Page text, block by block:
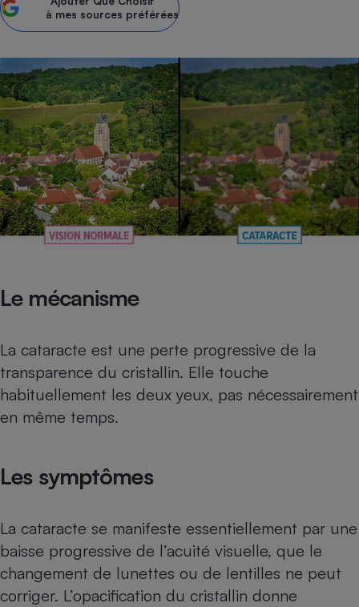
à mes sources préférées
Le mécanisme
La cataracte est une perte progressive de la
transparence du cristallin. Elle touche
habituellement les deux yeux, pas nécessairement
en même temps.
Les symptômes
La cataracte se manifeste essentiellement par une
baisse progressive de l’acuité visuelle, que le
changement de lunettes ou de lentilles ne peut
corriger. L’opacification du cristallin donne
bouteille
Assurance emprunteur
Banque
Lave-linge
Plaque de cuisson à
Climatiseur -
Ventilateur
Téléviseur
Téléphone mobile -
Smartphone
Antivirus
Matelas
Mutuelle
Antimoustique